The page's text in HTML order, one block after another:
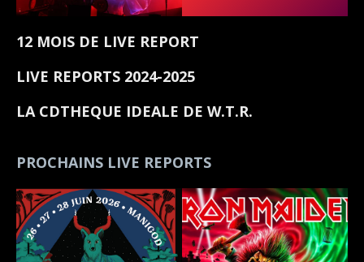
12 MOIS DE LIVE REPORT
LIVE REPORTS 2024-2025
LA CDTHEQUE IDEALE DE W.T.R.
PROCHAINS LIVE REPORTS